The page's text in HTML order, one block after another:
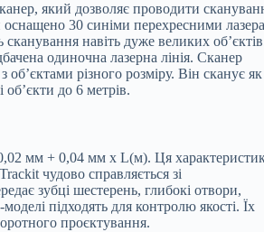
який дозволяє проводити
оснащено 30 синіми перехресними
навіть дуже великих
одиночна лазерна лінія. Сканер
різного розміру. Він сканує як
об’єкти до 6 метрів.
мм + 0,04 мм x L(м). Ця
чудово справляється зі
зубці шестерень, глибокі отвори,
підходять для контролю якості. Їх
проєктування.